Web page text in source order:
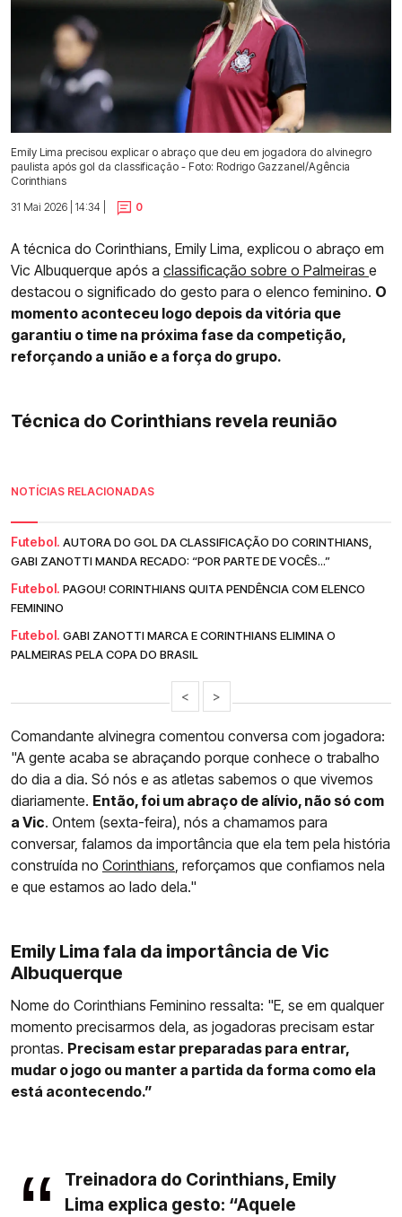
Emily Lima precisou explicar o abraço que deu em jogadora do alvinegro
paulista após gol da classificação - Foto: Rodrigo Gazzanel/Agência
Corinthians
31 Mai 2026 | 14:34 |
0
A técnica do Corinthians, Emily Lima, explicou o abraço em
Vic Albuquerque após a classificação sobre o Palmeiras e
destacou o significado do gesto para o elenco feminino. O
momento aconteceu logo depois da vitória que
garantiu o time na próxima fase da competição,
reforçando a união e a força do grupo.
Técnica do Corinthians revela reunião
NOTÍCIAS RELACIONADAS
Futebol. AUTORA DO GOL DA CLASSIFICAÇÃO DO CORINTHIANS,
GABI ZANOTTI MANDA RECADO: “POR PARTE DE VOCÊS...”
Futebol. PAGOU! CORINTHIANS QUITA PENDÊNCIA COM ELENCO
FEMININO
Futebol. GABI ZANOTTI MARCA E CORINTHIANS ELIMINA O
PALMEIRAS PELA COPA DO BRASIL
< >
Comandante alvinegra comentou conversa com jogadora:
"A gente acaba se abraçando porque conhece o trabalho
do dia a dia. Só nós e as atletas sabemos o que vivemos
diariamente. Então, foi um abraço de alívio, não só com
a Vic. Ontem (sexta-feira), nós a chamamos para
conversar, falamos da importância que ela tem pela história
construída no Corinthians , reforçamos que confiamos nela
e que estamos ao lado dela."
Emily Lima fala da importância de Vic
Albuquerque
Nome do Corinthians Feminino ressalta: "E, se em qualquer
momento precisarmos dela, as jogadoras precisam estar
prontas. Precisam estar preparadas para entrar,
mudar o jogo ou manter a partida da forma como ela
está acontecendo.”
Treinadora do Corinthians, Emily
Lima explica gesto: “Aquele